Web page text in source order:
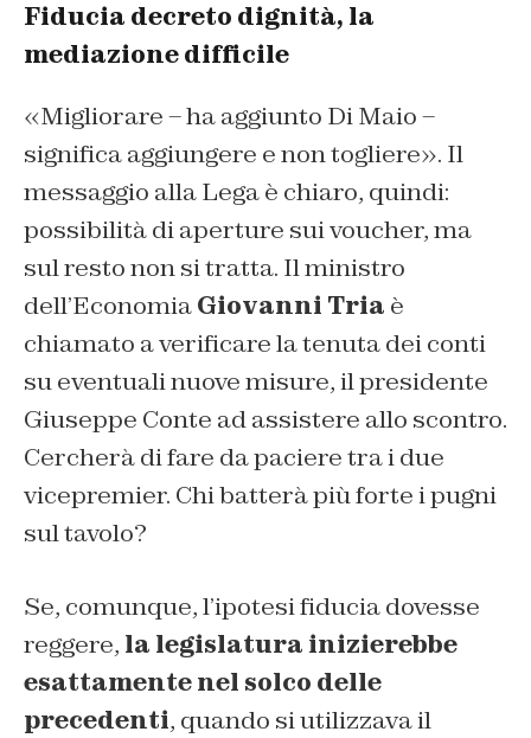
Fiducia decreto dignità, la
mediazione difficile
«Migliorare – ha aggiunto Di Maio –
significa aggiungere e non togliere». Il
messaggio alla Lega è chiaro, quindi:
possibilità di aperture sui voucher, ma
sul resto non si tratta. Il ministro
dell’EconomiaGiovanni Tria è
chiamato a verificare la tenuta dei conti
su eventuali nuove misure, il presidente
Giuseppe Conte ad assistere allo scontro.
Cercherà di fare da paciere tra i due
vicepremier. Chi batterà più forte i pugni
sul tavolo?
Se, comunque, l’ipotesi fiducia dovesse
reggere, la legislatura inizierebbe
esattamente nel solco delle
precedenti, quando si utilizzava il